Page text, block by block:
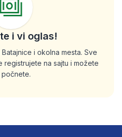
i vi oglas!
i okolna mesta. Sve
registrujete na sajtu i možete
počnete.